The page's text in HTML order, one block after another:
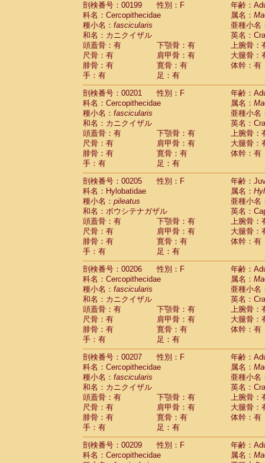
剖検番号：00199
性別：F
年齢：
科名：Cercopithecidae
属名：
種小名： fascicularis
亜種小名
和名：カニクイザル
英名：
頭蓋骨：有
下顎骨：有
上腕骨：
尺骨：有
肩甲骨：有
大腿骨：
腓骨：有
寛骨：有
体幹：有
手：有
足：有
剖検番号：00201
性別：F
年齢：
科名：Cercopithecidae
属名：
種小名： fascicularis
亜種小名
和名：カニクイザル
英名：
頭蓋骨：有
下顎骨：有
上腕骨：
尺骨：有
肩甲骨：有
大腿骨：
腓骨：有
寛骨：有
体幹：有
手：有
足：有
剖検番号：00205
性別：F
年齢：
科名：Hylobatidae
属名：
種小名： pileatus
亜種小名
和名：ボウシテナガザル
英名：
頭蓋骨：有
下顎骨：有
上腕骨：
尺骨：有
肩甲骨：有
大腿骨：
腓骨：有
寛骨：有
体幹：有
手：有
足：有
剖検番号：00206
性別：F
年齢：
科名：Cercopithecidae
属名：
種小名： fascicularis
亜種小名
和名：カニクイザル
英名：
頭蓋骨：有
下顎骨：有
上腕骨：
尺骨：有
肩甲骨：有
大腿骨：
腓骨：有
寛骨：有
体幹：有
手：有
足：有
剖検番号：00207
性別：F
年齢：
科名：Cercopithecidae
属名：
種小名： fascicularis
亜種小名
和名：カニクイザル
英名：
頭蓋骨：有
下顎骨：有
上腕骨：
尺骨：有
肩甲骨：有
大腿骨：
腓骨：有
寛骨：有
体幹：有
手：有
足：有
剖検番号：00209
性別：F
年齢：
科名：Cercopithecidae
属名：